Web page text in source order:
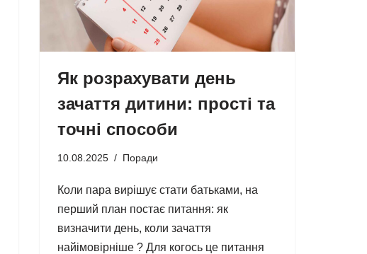
Як розрахувати день
зачаття дитини: прості та
точні способи
10.08.2025 Поради
Коли пара вирішує стати батьками, на
перший план постає питання: як
визначити день, коли зачаття
найімовірніше ? Для когось це питання